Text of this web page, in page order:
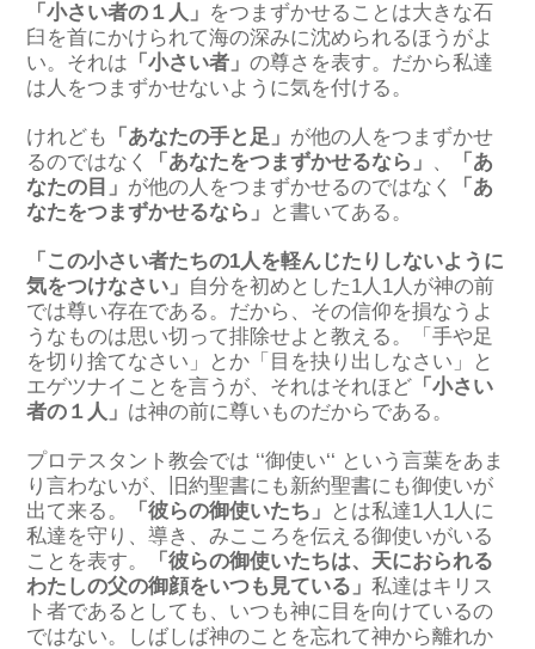
「小さい者の１人」 をつまずかせることは大きな石
臼を首にかけられて海の深みに沈められるほうがよ
い。それは 「小さい者」の尊さを表す。だから私達
は人をつまずかせないように気を付ける。
けれども 「あなたの手と足」 が他の人をつまずかせ
るのではなく
「あなたをつまずかせるなら」 、
「あ
なたの目」 が他の人をつまずかせるのではなく
「あ
なたをつまずかせるなら」
と書いてある。
「この小さい者たちの1人を軽んじたりしないように
気をつけなさい」 自分を初めとした1人1人が神の前
では尊い存在である。だから、その信仰を損なうよ
うなものは思い切って排除せよと教える。「手や足
を切り捨てなさい」とか「目を抉り出しなさい」と
エゲツナイことを言うが、それはそれほど 「小さい
者の１人」 は神の前に尊いものだからである。
プロテスタント教会では ‘‘御使い‘‘ という言葉をあま
り言わないが、旧約聖書にも新約聖書にも御使いが
出て来る。
「彼らの御使いたち」
とは私達1人1人に
私達を守り、導き、みこころを伝える御使いがいる
ことを表す。
「彼らの御使いたちは、天におられる
わたしの父の御顔をいつも見ている」私達はキリス
ト者であるとしても、いつも神に目を向けているの
ではない。しばしば神のことを忘れて神から離れか